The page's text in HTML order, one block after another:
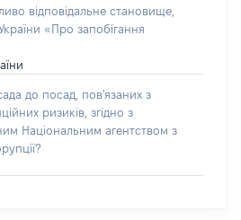
відповідальне становище,
«Про запобігання
до посад, пов'язаних з
ризиків, згідно з
Національним агентством з